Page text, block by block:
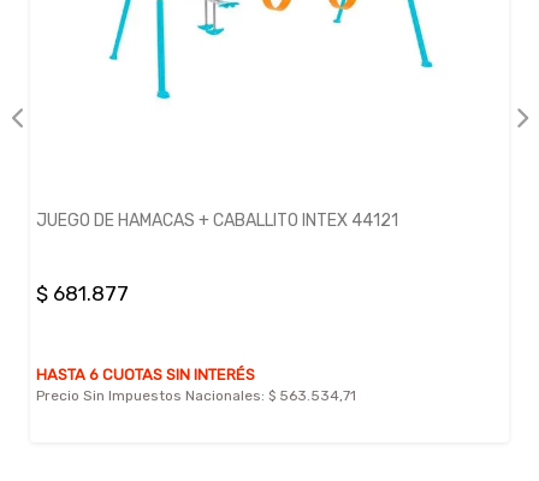
JUEGO DE HAMACAS + CABALLITO INTEX 44121
$ 681.877
HASTA 6 CUOTAS SIN INTERÉS
Precio Sin Impuestos Nacionales: $ 563.534,71